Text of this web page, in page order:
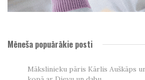
Mēneša popuārākie posti
Mākslinieku pāris Kārlis Auškāps